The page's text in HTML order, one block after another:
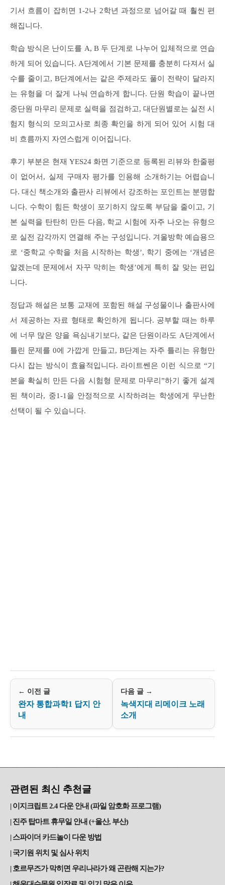
기서 흐름이 잡히면 1-2나 2학년 과정으로 넘어갈 때 훨씬 편
해집니다.
학습 방식은 난이도를 A, B 두 단계로 나누어 입체적으로 연습
하게 되어 있습니다. A단계에서 기본 문제를 충분히 다져서 실
수를 줄이고, B단계에서는 같은 주제라도 풀이 전략이 달라지
는 유형을 더 잘게 나눠 연습하게 합니다. 단원 학습이 끝나면
중단원 마무리 문제로 실력을 점검하고, 대단원별로는 실전 시
험지 형식의 모의고사로 최종 확인을 하게 되어 있어 시험 대
비 흐름까지 자연스럽게 이어집니다.
후기 부분은 현재 YES24 화면 기준으로 등록된 리뷰와 한줄평
이 없어서, 실제 구매자 평가를 인용해 소개하기는 어렵습니
다. 대신 책소개와 출판사 리뷰에서 강조하는 포인트는 분명합
니다. 수학이 힘든 학생이 포기하지 않도록 부담을 줄이고, 기
본 실력을 탄탄히 만든 다음, 학교 시험에 자주 나오는 유형으
로 실전 감각까지 연결해 주는 구성입니다. 겨울방학 예습용으
로 ‘중학교 수학을 처음 시작하는 학생’, 학기 중에는 ‘개념은
알겠는데 문제에서 자꾸 막히는 학생’에게 특히 잘 맞는 편입
니다.
정답과 해설은 보통 교재에 포함된 해설 구성물이나 출판사에
서 제공하는 자료 형태로 확인하게 됩니다. 공부할 때는 하루
에 너무 많은 양을 욕심내기보다, 같은 단원이라도 A단계에서
틀린 문제를 0에 가깝게 만들고, B단계는 자주 틀리는 유형만
다시 잡는 방식이 효율적입니다. 라이트쎈은 이런 식으로 “기
본을 확실히 만든 다음 시험형 문제로 마무리”하기 좋게 설계
된 책이라, 중1-1을 안정적으로 시작하려는 학생에게 무난한
선택이 될 수 있습니다.
← 이전 글
완자 통합과학1 답지 안
내
다음 글 →
녹색지대 리메이크 노래
소개
관련된 최신 추천글
이지크립트 2.4 다운 안내 (파일 암호화 프로그램)
진주 탑마트 휴무일 안내 (+울산, 부산)
스파이더 카드놀이 다운 방법
국기원 위치 및 심사 위치
호르무즈가 막히면 우리나라가 왜 곤란해 지는가?